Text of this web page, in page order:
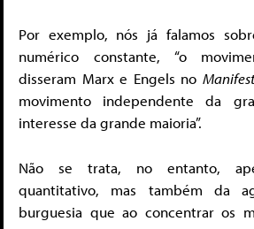
Por exemplo, nós já falamos
numérico constante, “o
disseram Marx e Engels no
movimento independente da
interesse da grande maioria”.
Não se trata, no entanto,
quantitativo, mas também da
burguesia que ao concentrar os